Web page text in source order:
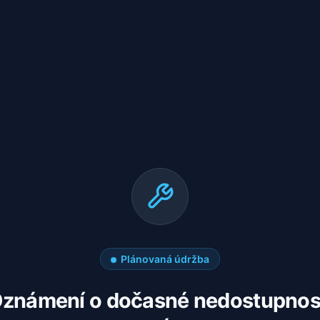
Plánovaná údržba
o dočasné